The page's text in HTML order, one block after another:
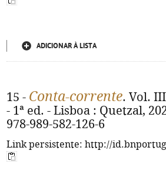
ADICIONAR À LISTA
15 - Conta-corrente. Vol.
- 1ª ed. - Lisboa : Quetzal,
978-989-582-126-6
Link persistente: http://